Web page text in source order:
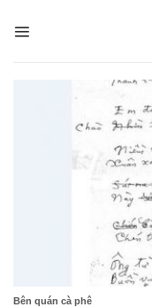
Bên quán cà phê